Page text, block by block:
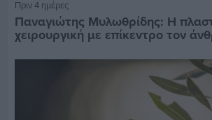
Πριν 4 ημέρες
Παναγιώτης Μυλωθρίδης: Η
χειρουργική με επίκεντρο τον